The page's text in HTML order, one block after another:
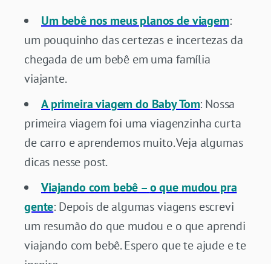
Um bebê nos meus planos de viagem:
um pouquinho das certezas e incertezas da
chegada de um bebê em uma família
viajante.
A primeira viagem do Baby Tom: Nossa
primeira viagem foi uma viagenzinha curta
de carro e aprendemos muito. Veja algumas
dicas nesse post.
Viajando com bebê –o que mudou pra
gente: Depois de algumas viagens escrevi
um resumão do que mudou e o que aprendi
viajando com bebê. Espero que te ajude e te